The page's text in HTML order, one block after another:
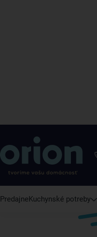
PredajneKuchynské potreby